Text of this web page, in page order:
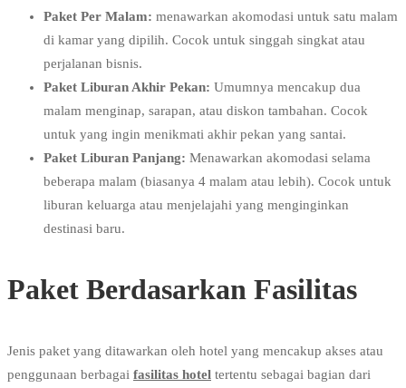
Paket Per Malam: menawarkan akomodasi untuk satu malam
di kamar yang dipilih. Cocok untuk singgah singkat atau
perjalanan bisnis.
Paket Liburan Akhir Pekan: Umumnya mencakup dua
malam menginap, sarapan, atau diskon tambahan. Cocok
untuk yang ingin menikmati akhir pekan yang santai.
Paket Liburan Panjang: Menawarkan akomodasi selama
beberapa malam (biasanya 4 malam atau lebih). Cocok untuk
liburan keluarga atau menjelajahi yang menginginkan
destinasi baru.
Paket Berdasarkan Fasilitas
Jenis paket yang ditawarkan oleh hotel yang mencakup akses atau
penggunaan berbagai fasilitas hotel tertentu sebagai bagian dari